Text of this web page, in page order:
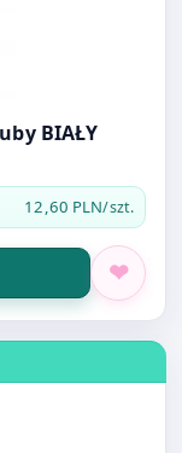
BIAŁY
12,60 PLN/szt.